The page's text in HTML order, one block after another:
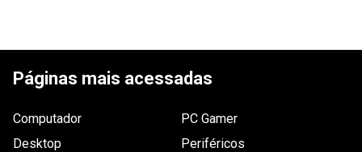
saída
Dimensões 1,3 x 1,3 x 1,4cm.
Outras
informações
ESCREVER AVALIAÇÃO
Páginas mais acessadas
Computador
Desktop
PC Gamer
Periféricos